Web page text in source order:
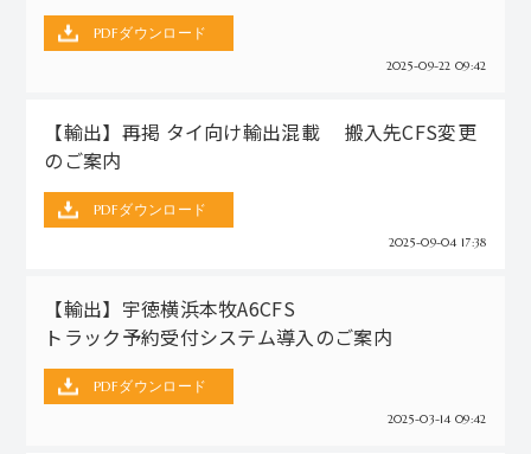
PDFダウンロード
2025-09-22 09:42
【輸出】再掲 タイ向け輸出混載 搬入先CFS変更
のご案内
PDFダウンロード
2025-09-04 17:38
【輸出】宇徳横浜本牧A6CFS
トラック予約受付システム導入のご案内
PDFダウンロード
2025-03-14 09:42